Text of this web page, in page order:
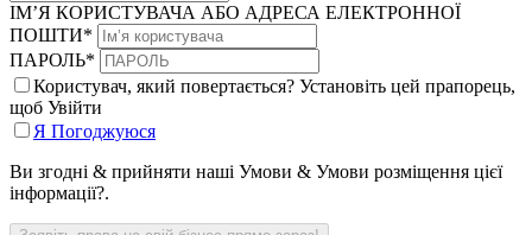
ІМ’Я КОРИСТУВАЧА АБО АДРЕСА ЕЛЕКТРОННОЇ
ПОШТИ*
ПАРОЛЬ*
Користувач, який повертається? Установіть цей прапорець,
щоб Увійти
Я Погоджуюся
Ви згодні & прийняти наші Умови & Умови розміщення цієї
інформації?.